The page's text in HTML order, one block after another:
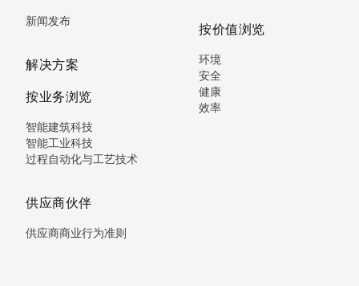
新闻发布
解决方案
按业务浏览
智能建筑科技
智能工业科技
过程自动化与工艺技术
供应商伙伴
供应商商业行为准则
按价值浏览
环境
安全
健康
效率